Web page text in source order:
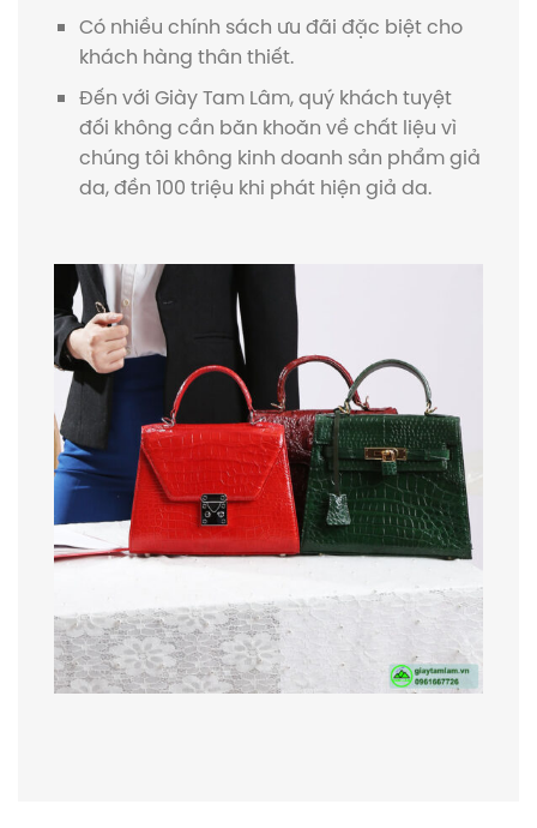
Có nhiều chính sách ưu đãi đặc biệt cho
khách hàng thân thiết.
Đến với Giày Tam Lâm, quý khách tuyệt
đối không cần băn khoăn về chất liệu vì
chúng tôi không kinh doanh sản phẩm giả
da, đền 100 triệu khi phát hiện giả da.